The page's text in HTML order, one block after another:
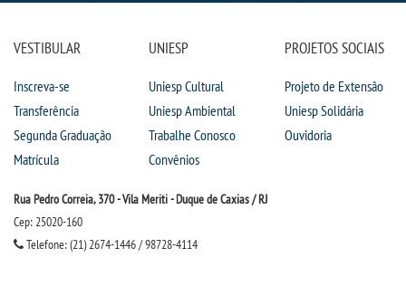
VESTIBULAR
Inscreva-se
Transferência
Segunda Graduação
Matrícula
UNIESP
Uniesp Cultural
Uniesp Ambiental
Trabalhe Conosco
Convênios
PROJETOS SOCIAIS
Projeto de Extensão
Uniesp Solidária
Ouvidoria
Rua Pedro Correia, 370 - Vila Meriti - Duque de Caxias / RJ
Cep: 25020-160
Telefone: (21) 2674-1446 / 98728-4114